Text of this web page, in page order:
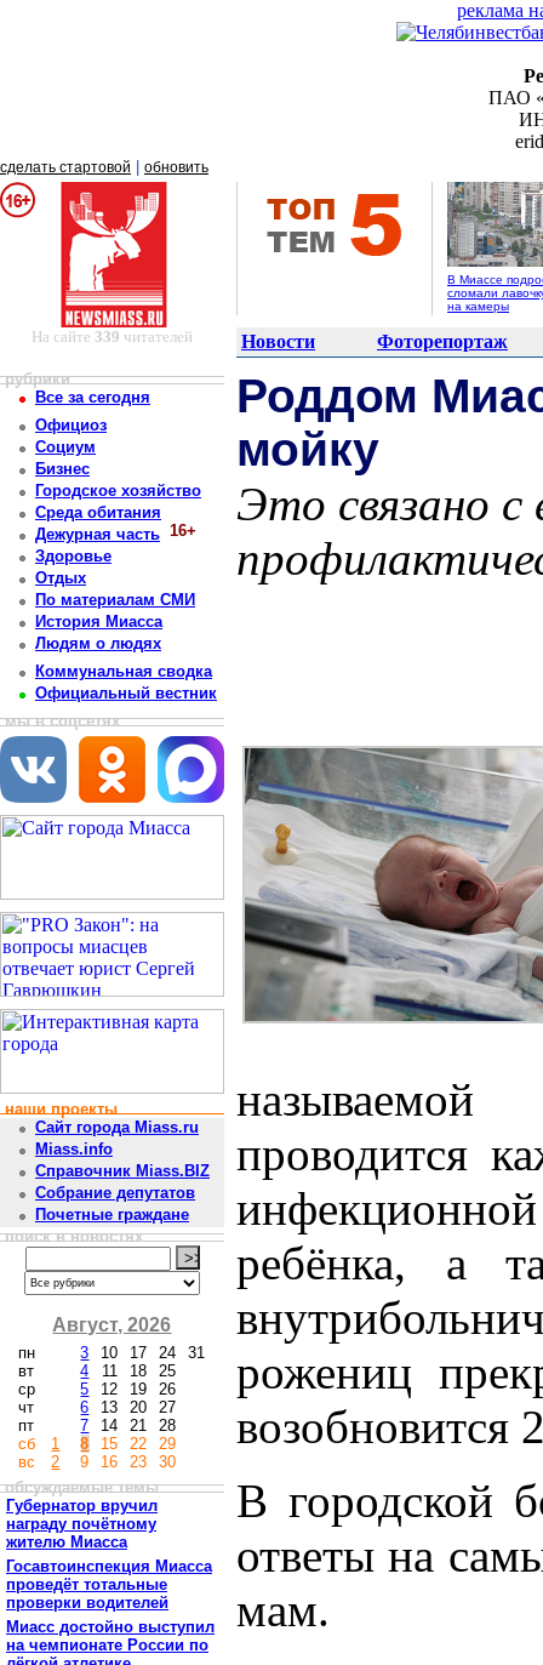
реклама
ПАО
сделать стартовой обновить
В Миассе
сломали
на камеры
На сайте 339 читателей Новости Фоторепортаж
рубрики
Все за сегодня
Официоз
Социум
Бизнес
Городское хозяйство
Среда обитания
Дежурная часть 16+
Здоровье
Отдых
По материалам СМИ
История Миасса
Людям о людях
Коммунальная сводка
Официальный вестник
мы в соцсетях
наши проекты
Сайт города Miass.ru
Miass.info
Справочник Miass.BIZ
Собрание депутатов
Почетные граждане
поиск в новостях
Август, 2026
пн
вт
ср
чт
пт
сб
вс
1
2
3
4
5
6
7
8
9
10
11
12
13
14
15
16
17
18
19
20
21
22
23
24
25
26
27
28
29
30
31
обсуждаемые темы
Губернатор вручил
награду почётному
жителю Миасса
Госавтоинспекция Миасса
проведёт тотальные
проверки водителей
Миасс достойно выступил
на чемпионате России по
Роддом
мойку
Это связано с
проводится
ребёнка, а
рожениц
возобновится
В городской
ответы на
мам.